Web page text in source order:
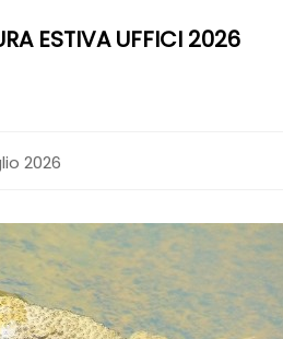
ESTIVA UFFICI 2026
2026